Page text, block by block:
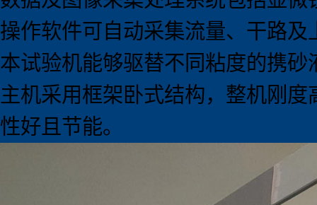
操作软件可自动采集流量、干路及
本试验机能够驱替不同粘度的携
主机采用框架卧式结构，整机刚
性好且节能。